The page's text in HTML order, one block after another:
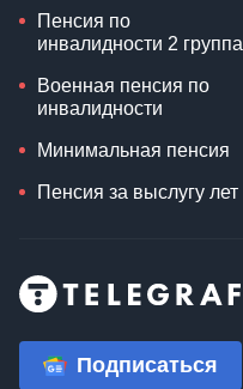
Пенсия по
инвалидности 2 группа
Военная пенсия по
инвалидности
Минимальная пенсия
Пенсия за выслугу лет
Подписаться